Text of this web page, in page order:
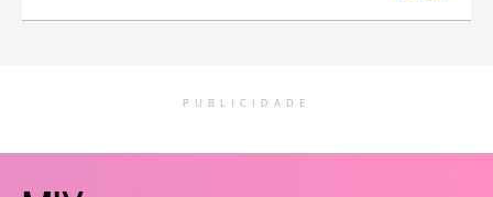
PUBLICIDADE